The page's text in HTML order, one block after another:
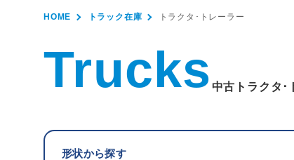
HOME トラック在庫 トラクタ･トレーラー
Trucks 中古トラクタ･
形状から探す